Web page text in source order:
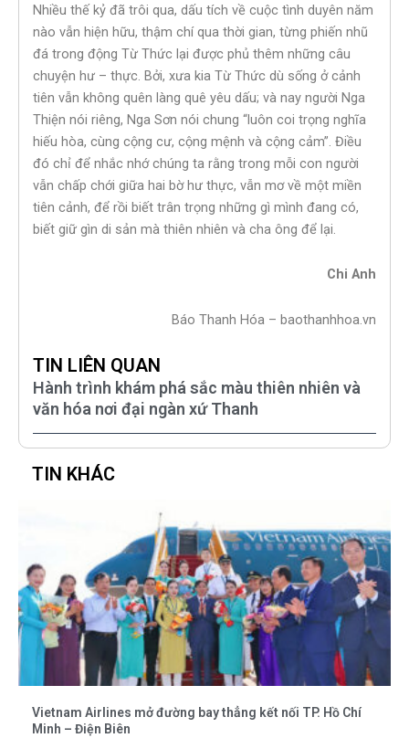
Nhiều thế kỷ đã trôi qua, dấu tích về cuộc tình duyên năm
nào vẫn hiện hữu, thậm chí qua thời gian, từng phiến nhũ
đá trong động Từ Thức lại được phủ thêm những câu
chuyện hư – thực. Bởi, xưa kia Từ Thức dù sống ở cảnh
tiên vẫn không quên làng quê yêu dấu; và nay người Nga
Thiện nói riêng, Nga Sơn nói chung “luôn coi trọng nghĩa
hiếu hòa, cùng cộng cư, cộng mệnh và cộng cảm”. Điều
đó chỉ để nhắc nhớ chúng ta rằng trong mỗi con người
vẫn chấp chới giữa hai bờ hư thực, vẫn mơ về một miền
tiên cảnh, để rồi biết trân trọng những gì mình đang có,
biết giữ gìn di sản mà thiên nhiên và cha ông để lại.
Chi Anh
Báo Thanh Hóa – baothanhhoa.vn
TIN LIÊN QUAN
Hành trình khám phá sắc màu thiên nhiên và
văn hóa nơi đại ngàn xứ Thanh
TIN KHÁC
Vietnam Airlines mở đường bay thẳng kết nối TP. Hồ Chí
Minh – Điện Biên